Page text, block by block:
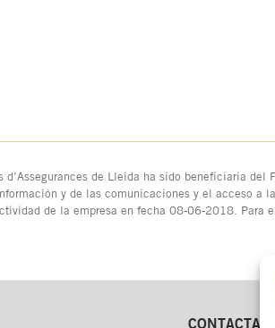
d’Assegurances de Lleida ha sido beneficiaria
y de las comunicaciones y el acceso a
de la empresa en fecha 08-06-2018. Para